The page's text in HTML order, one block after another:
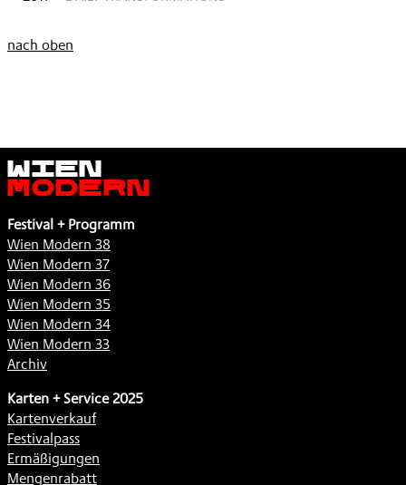
nach oben
Wien
Modern
Festival + Programm
Wien Modern 38
Wien Modern 37
Wien Modern 36
Wien Modern 35
Wien Modern 34
Wien Modern 33
Archiv
Karten + Service 2025
Kartenverkauf
Festivalpass
Ermäßigungen
Mengenrabatt